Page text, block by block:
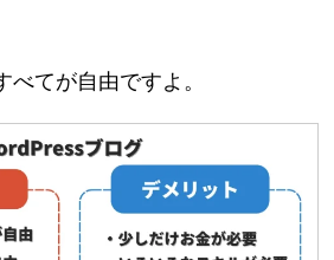
てが自由ですよ。